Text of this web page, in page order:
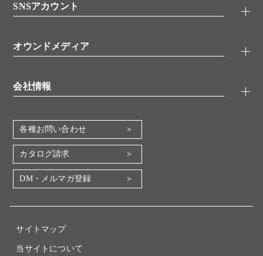
分子生物
バイオメディカル(環境・食品)
機器・消耗品
アプリケーションノート
書類ダウンロード
SNSアカウント
YouTube
オウンドメディア
会社情報
会社概要
地図・アクセス（本社）
IR情報
電子公告
各種お問い合わせ
カタログ請求
DM・メルマガ登録
サイトマップ
当サイトについて